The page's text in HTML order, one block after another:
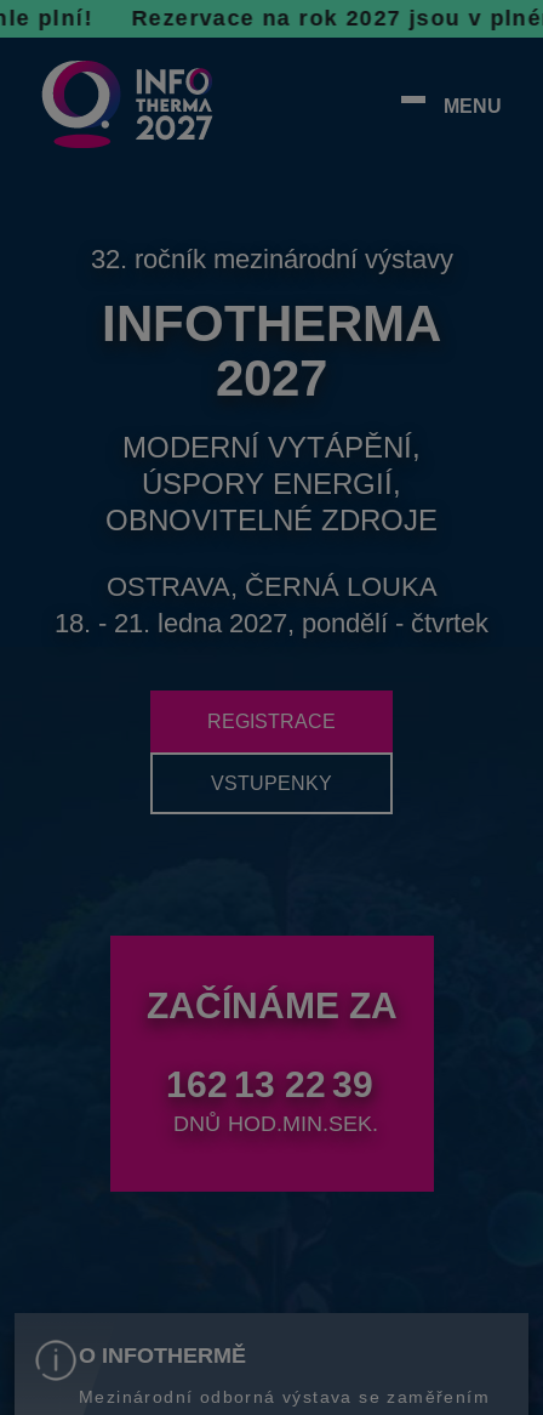
R ezervace na rok 2027 jsou v plném
MENU
32. ročník mezinárodní výstavy
INFOTHERMA
2027
MODERNÍ VYTÁPĚNÍ,
ÚSPORY ENERGIÍ,
OBNOVITELNÉ ZDROJE
OSTRAVA, ČERNÁ LOUKA
18. - 21. ledna 2027, pondělí - čtvrtek
REGISTRACE
VSTUPENKY
ZAČÍNÁME ZA
162
DNŮ
13
HOD.
22
MIN.
37
SEK.
O INFOTHERMĚ
Mezinárodní odborná výstava se zaměřením